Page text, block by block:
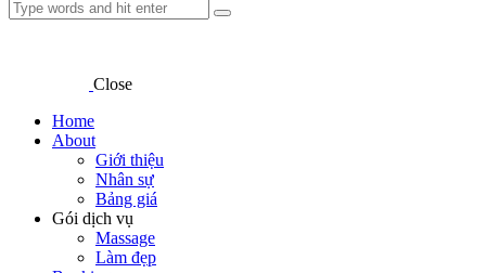
Close
Home
About
Giới thiệu
Nhân sự
Bảng giá
Gói dịch vụ
Massage
Làm đẹp